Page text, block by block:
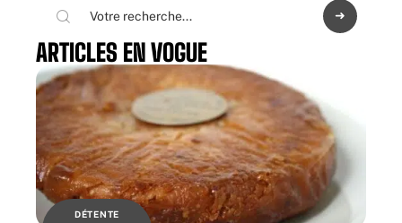
ARTICLES EN VOGUE
DÉTENTE